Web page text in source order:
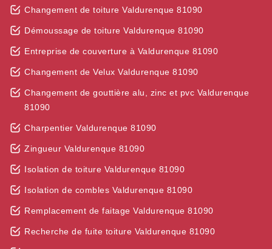
Changement de toiture Valdurenque 81090
Démoussage de toiture Valdurenque 81090
Entreprise de couverture à Valdurenque 81090
Changement de Velux Valdurenque 81090
Changement de gouttière alu, zinc et pvc Valdurenque
81090
Charpentier Valdurenque 81090
Zingueur Valdurenque 81090
Isolation de toiture Valdurenque 81090
Isolation de combles Valdurenque 81090
Remplacement de faitage Valdurenque 81090
Recherche de fuite toiture Valdurenque 81090